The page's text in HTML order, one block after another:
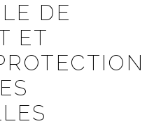
DE
ET